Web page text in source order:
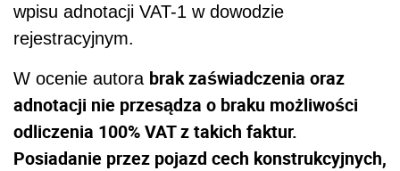
wpisu adnotacji VAT-1 w dowodzie
rejestracyjnym.
W ocenie autora brak zaświadczenia oraz
adnotacji nie przesądza o braku możliwości
odliczenia 100% VAT z takich faktur.
Posiadanie przez pojazd cech konstrukcyjnych,